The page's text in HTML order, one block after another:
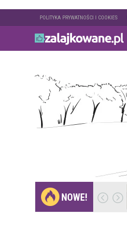
POLITYKA PRYWATNOŚCI I COOKIES
NOWE!
Gdzie pojechać na
weekend z naturą w…